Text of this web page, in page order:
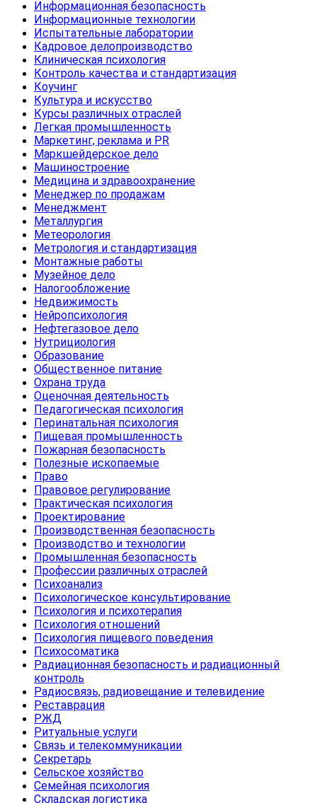
Информационная безопасность
Информационные технологии
Испытательные лаборатории
Кадровое делопроизводство
Клиническая психология
Контроль качества и стандартизация
Коучинг
Культура и искусство
Курсы различных отраслей
Легкая промышленность
Маркетинг, реклама и PR
Маркшейдерское дело
Машиностроение
Медицина и здравоохранение
Менеджер по продажам
Менеджмент
Металлургия
Метеорология
Метрология и стандартизация
Монтажные работы
Музейное дело
Налогообложение
Недвижимость
Нейропсихология
Нефтегазовое дело
Нутрициология
Образование
Общественное питание
Охрана труда
Оценочная деятельность
Педагогическая психология
Перинатальная психология
Пищевая промышленность
Пожарная безопасность
Полезные ископаемые
Право
Правовое регулирование
Практическая психология
Проектирование
Производственная безопасность
Производство и технологии
Промышленная безопасность
Профессии различных отраслей
Психоанализ
Психологическое консультирование
Психология и психотерапия
Психология отношений
Психология пищевого поведения
Психосоматика
Радиационная безопасность и радиационный
контроль
Радиосвязь, радиовещание и телевидение
Реставрация
РЖД
Ритуальные услуги
Связь и телекоммуникации
Секретарь
Сельское хозяйство
Семейная психология
Складская логистика